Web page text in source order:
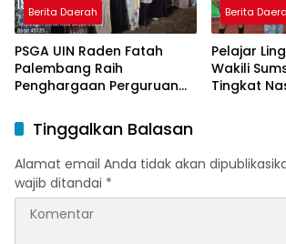
Berita Daerah
PSGA UIN Raden Fatah
Palembang Raih
Penghargaan Perguruan
Peringkat Pratama
Berita
Pelajar
Wakili
Tingkat
Tinggalkan Balasan
Alamat email Anda tidak akan
wajib ditandai *